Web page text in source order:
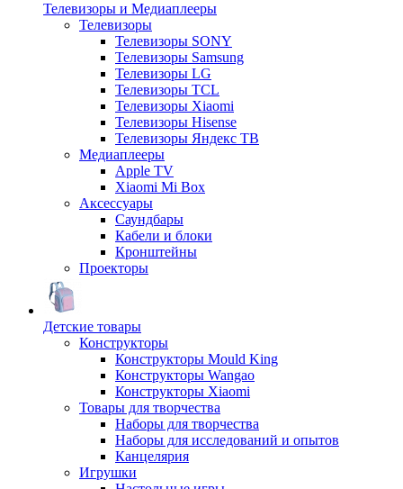
Телевизоры и Медиаплееры
Телевизоры
Телевизоры SONY
Телевизоры Samsung
Телевизоры LG
Телевизоры TCL
Телевизоры Xiaomi
Телевизоры Hisense
Телевизоры Яндекс ТВ
Медиаплееры
Apple TV
Xiaomi Mi Box
Аксессуары
Саундбары
Кабели и блоки
Кронштейны
Проекторы
Детские товары
Конструкторы
Конструкторы Mould King
Конструкторы Wangao
Конструкторы Xiaomi
Товары для творчества
Наборы для творчества
Наборы для исследований и опытов
Канцелярия
Игрушки